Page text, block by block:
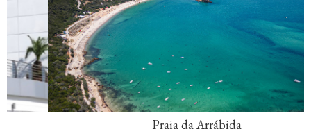
Praia da Arrábida